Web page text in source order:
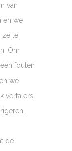
van
en we
ze te
Om
fouten
we
vertalers
de